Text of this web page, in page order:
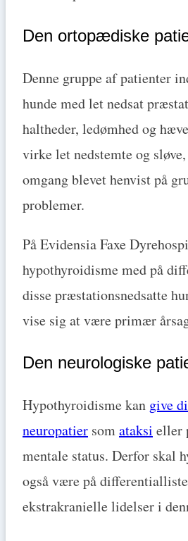
Den ortopædiske
Denne gruppe af patienter
hunde med let nedsat
haltheder, ledømhed og
virke let nedstemte og
omgang blevet henvist på
problemer.
På Evidensia Faxe
hypothyroidisme med på
disse præstationsnedsatte
vise sig at være primær
Den neurologiske
Hypothyroidisme kan give
neuropatier somataksi eller
mentale status. Derfor skal
også være på
ekstrakranielle lidelser i